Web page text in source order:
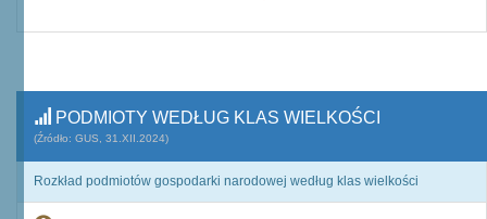
PODMIOTY WEDŁUG KLAS WIELKOŚCI
(Źródło: GUS, 31.XII.2024)
Rozkład podmiotów gospodarki narodowej według klas wielkości